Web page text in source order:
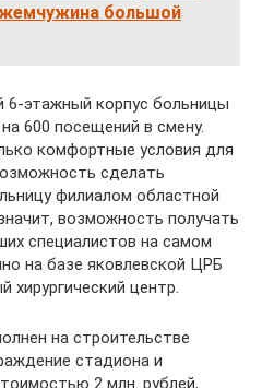
большой
6-этажный корпус больницы
600 посещений в смену.
комфортные условия для
сделать
филиалом областной
возможность получать
специалистов на самом
на базе яковлевской ЦРБ
центр.
на строительстве
стадиона и
2 млн. рублей,